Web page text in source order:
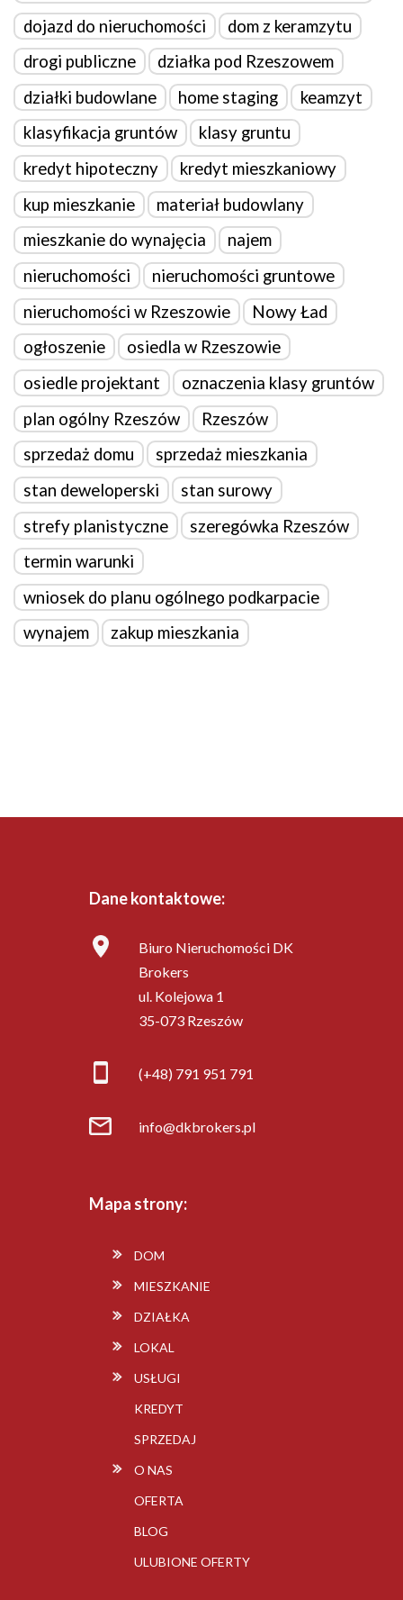
dojazd do nieruchomości
dom z keramzytu
drogi publiczne
działka pod Rzeszowem
działki budowlane
home staging
keamzyt
klasyfikacja gruntów
klasy gruntu
kredyt hipoteczny
kredyt mieszkaniowy
kup mieszkanie
materiał budowlany
mieszkanie do wynajęcia
najem
nieruchomości
nieruchomości gruntowe
nieruchomości w Rzeszowie
Nowy Ład
ogłoszenie
osiedla w Rzeszowie
osiedle projektant
oznaczenia klasy gruntów
plan ogólny Rzeszów
Rzeszów
sprzedaż domu
sprzedaż mieszkania
stan deweloperski
stan surowy
strefy planistyczne
szeregówka Rzeszów
termin warunki
wniosek do planu ogólnego podkarpacie
wynajem
zakup mieszkania
Dane kontaktowe:
Biuro Nieruchomości DK
Brokers
ul. Kolejowa 1
35-073 Rzeszów
(+48) 791 951 791
info@dkbrokers.pl
Mapa strony:
DOM
MIESZKANIE
DZIAŁKA
LOKAL
USŁUGI
KREDYT
SPRZEDAJ
O NAS
OFERTA
BLOG
ULUBIONE OFERTY